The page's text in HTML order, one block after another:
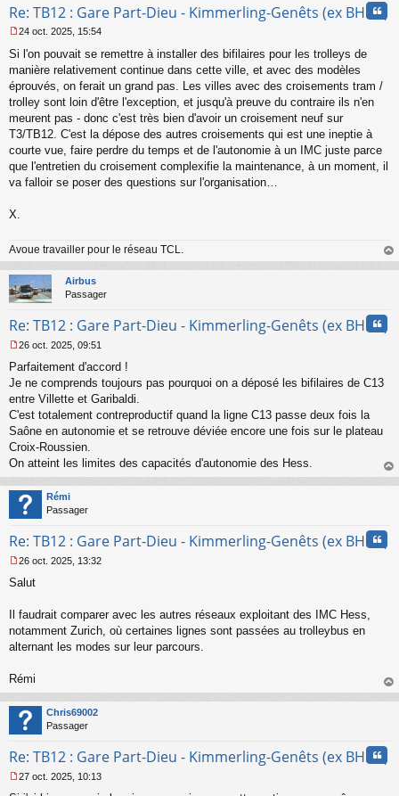
Re: TB12 : Gare Part-Dieu - Kimmerling-Genêts (ex BHNS)
s
g
e
n
o
u
24 oct. 2025, 15:54
Si l'on pouvait se remettre à installer des bifilaires pour les trolleys de
manière relativement continue dans cette ville, et avec des modèles
éprouvés, on ferait un grand pas. Les villes avec des croisements tram /
trolley sont loin d'être l'exception, et jusqu'à preuve du contraire ils n'en
meurent pas - donc c'est très bien d'avoir un croisement neuf sur
T3/TB12. C'est la dépose des autres croisements qui est une ineptie à
courte vue, faire perdre du temps et de l'autonomie à un IMC juste parce
que l'entretien du croisement complexifie la maintenance, à un moment, il
va falloir se poser des questions sur l'organisation…
X.
Avoue travailler pour le réseau TCL.
au
Airbus
Passager
Re: TB12 : Gare Part-Dieu - Kimmerling-Genêts (ex BHNS)
e
s
s
g
e
n
o
n
l
u
26 oct. 2025, 09:51
Parfaitement d'accord !
Je ne comprends toujours pas pourquoi on a déposé les bifilaires de C13
entre Villette et Garibaldi.
C'est totalement contreproductif quand la ligne C13 passe deux fois la
Saône en autonomie et se retrouve déviée encore une fois sur le plateau
Croix-Roussien.
On atteint les limites des capacités d'autonomie des Hess.
au
Rémi
Passager
Re: TB12 : Gare Part-Dieu - Kimmerling-Genêts (ex BHNS)
e
s
g
e
o
n
l
u
26 oct. 2025, 13:32
Salut
Il faudrait comparer avec les autres réseaux exploitant des IMC Hess,
notamment Zurich, où certaines lignes sont passées au trolleybus en
alternant les modes sur leur parcours.
Rémi
au
Chris69002
Passager
Re: TB12 : Gare Part-Dieu - Kimmerling-Genêts (ex BHNS)
27 oct. 2025, 10:13